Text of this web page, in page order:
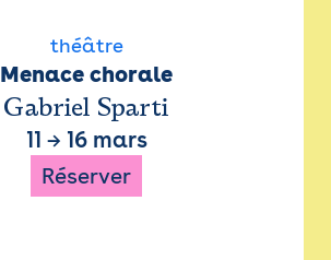
théâtre
Menace chorale
Gabriel Sparti
11 → 16 mars
Réserver